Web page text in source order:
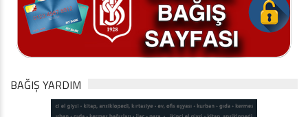
BAĞIŞ YARDIM